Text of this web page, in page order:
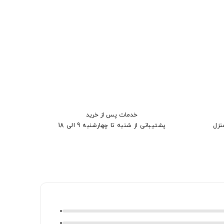
خدمات پس از خرید
پشتیبانی از شنبه تا چهارشنبه 9 الی 18
0